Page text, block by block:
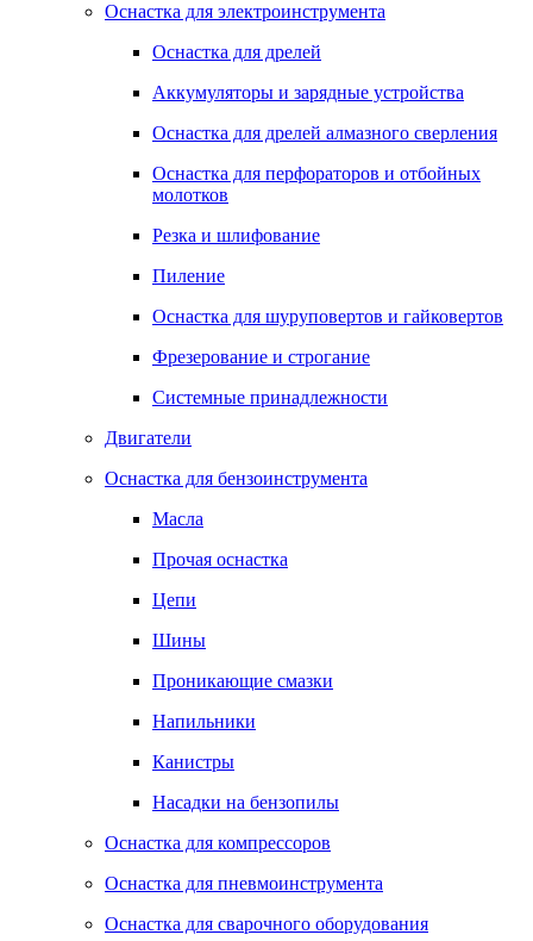
Оснастка для электроинструмента
Оснастка для дрелей
Аккумуляторы и зарядные устройства
Оснастка для дрелей алмазного сверления
Оснастка для перфораторов и отбойных
молотков
Резка и шлифование
Пиление
Оснастка для шуруповертов и гайковертов
Фрезерование и строгание
Системные принадлежности
Двигатели
Оснастка для бензоинструмента
Масла
Прочая оснастка
Цепи
Шины
Проникающие смазки
Напильники
Канистры
Насадки на бензопилы
Оснастка для компрессоров
Оснастка для пневмоинструмента
Оснастка для сварочного оборудования